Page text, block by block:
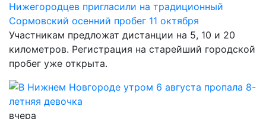
Нижегородцев пригласили на традиционный
Сормовский осенний пробег 11 октября
Участникам предложат дистанции на 5, 10 и 20
километров. Регистрация на старейший городской
пробег уже открыта.
вчера